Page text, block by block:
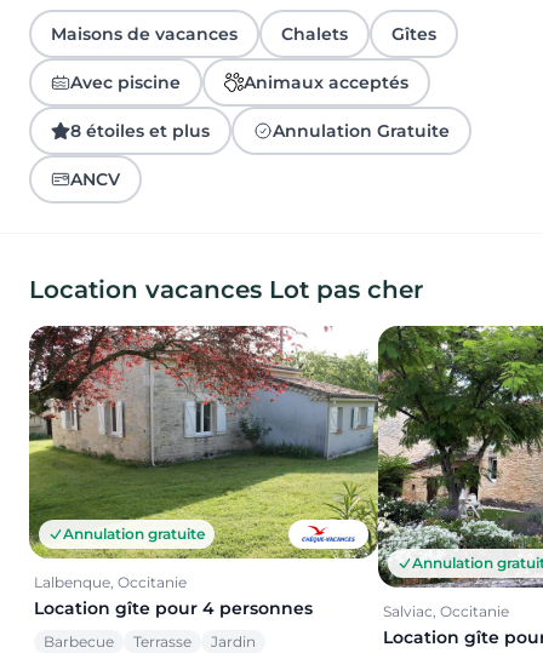
Maisons de vacances Chalets Gîtes
Avec piscine Animaux acceptés
8 étoiles et plus Annulation Gratuite
ANCV
Location vacances Lot pas cher
Annulation gratuite
Lalbenque, Occitanie
Location gîte pour 4 personnes
Barbecue Terrasse Jardin
Annulation
Salviac, Occitanie
Location gîte